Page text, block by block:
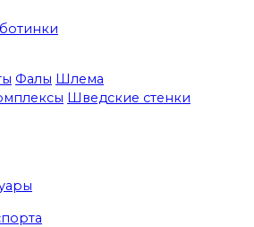
Фалы Шлема
Шведские стенки